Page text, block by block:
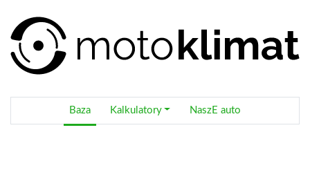
Baza Kalkulatory NaszE auto